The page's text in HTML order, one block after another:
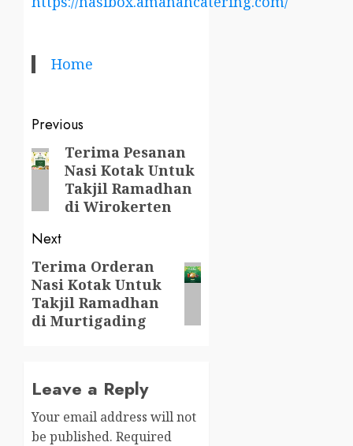
Home
Post
navigation
Previous
Previous
post:
Terima Pesanan
Nasi Kotak Untuk
Takjil Ramadhan
di Wirokerten
Next
Next
post:
Terima Orderan
Nasi Kotak Untuk
Takjil Ramadhan
di Murtigading
Leave a Reply
Your email address will not
be published. Required